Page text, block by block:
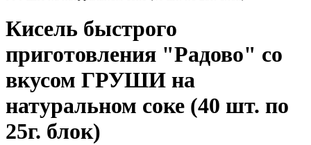
Кисель быстрого
приготовления "Радово" со
вкусом ГРУШИ на
натуральном соке (40 шт. по
25г. блок)